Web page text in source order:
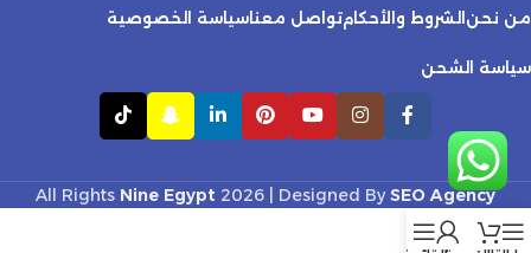
من نحن الشروط والأحكامتواصل معناسياسة الخصوصية
سياسة الشحن
All Rights Nine Egypt 2026 | Designed BySEO Agency